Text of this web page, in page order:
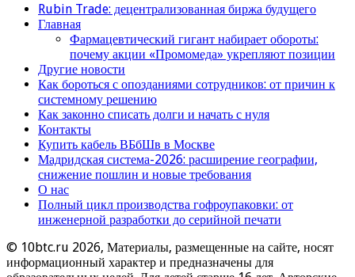
Rubin Trade: децентрализованная биржа будущего
Главная
Фармацевтический гигант набирает обороты:
почему акции «Промомеда» укрепляют позиции
Другие новости
Как бороться с опозданиями сотрудников: от причин к
системному решению
Как законно списать долги и начать с нуля
Контакты
Купить кабель ВБбШв в Москве
Мадридская система-2026: расширение географии,
снижение пошлин и новые требования
О нас
Полный цикл производства гофроупаковки: от
инженерной разработки до серийной печати
© 10btc.ru 2026, Материалы, размещенные на сайте, носят
информационный характер и предназначены для